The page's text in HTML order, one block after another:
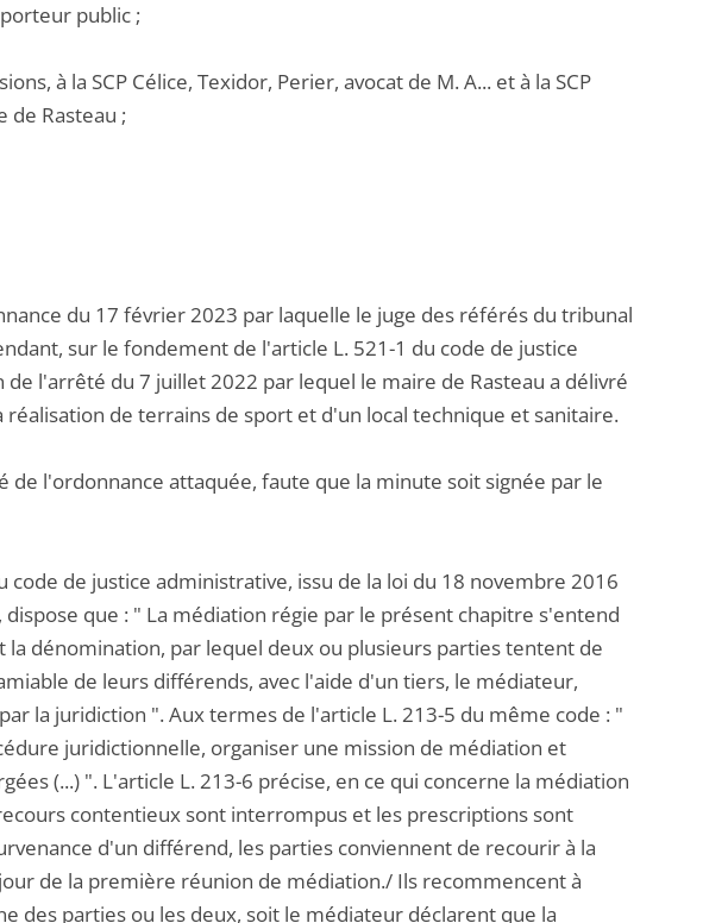
public ;
à la SCP Célice, Texidor, Perier, avocat de M. A... et à la SCP
de Rasteau ;
du 17 février 2023 par laquelle le juge des référés du tribunal
sur le fondement de l'article L. 521-1 du code de justice
l'arrêté du 7 juillet 2022 par lequel le maire de Rasteau a délivré
de terrains de sport et d'un local technique et sanitaire.
l'ordonnance attaquée, faute que la minute soit signée par le
code de justice administrative, issu de la loi du 18 novembre 2016
que : " La médiation régie par le présent chapitre s'entend
dénomination, par lequel deux ou plusieurs parties tentent de
de leurs différends, avec l'aide d'un tiers, le médiateur,
la juridiction ". Aux termes de l'article L. 213-5 du même code : "
juridictionnelle, organiser une mission de médiation et
(...) ". L'article L. 213-6 précise, en ce qui concerne la médiation
contentieux sont interrompus et les prescriptions sont
d'un différend, les parties conviennent de recourir à la
de la première réunion de médiation./ Ils recommencent à
des parties ou les deux, soit le médiateur déclarent que la